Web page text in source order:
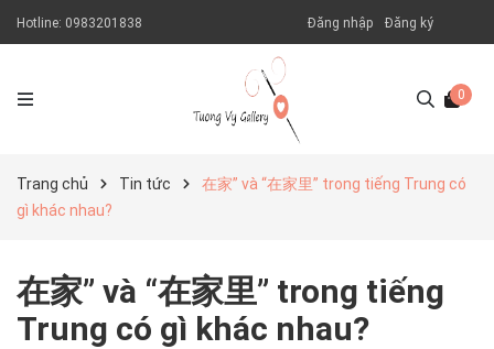
Hotline: 0983201838 Đăng nhập Đăng ký
0
Trang chủ Tin tức
在家” và “在家里” trong tiếng Trung có
gì khác nhau?
在家” và “在家里” trong tiếng
Trung có gì khác nhau?